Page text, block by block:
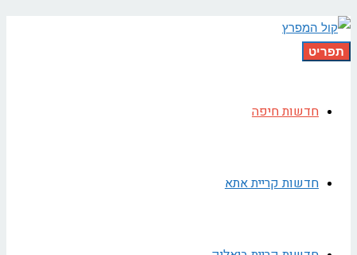
תפריט
חדשות חיפה
חדשות קריית אתא